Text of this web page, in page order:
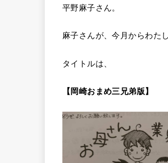
平野麻子さん。
麻子さんが、今月からわた
タイトルは、
【岡崎おまめ三兄弟版】